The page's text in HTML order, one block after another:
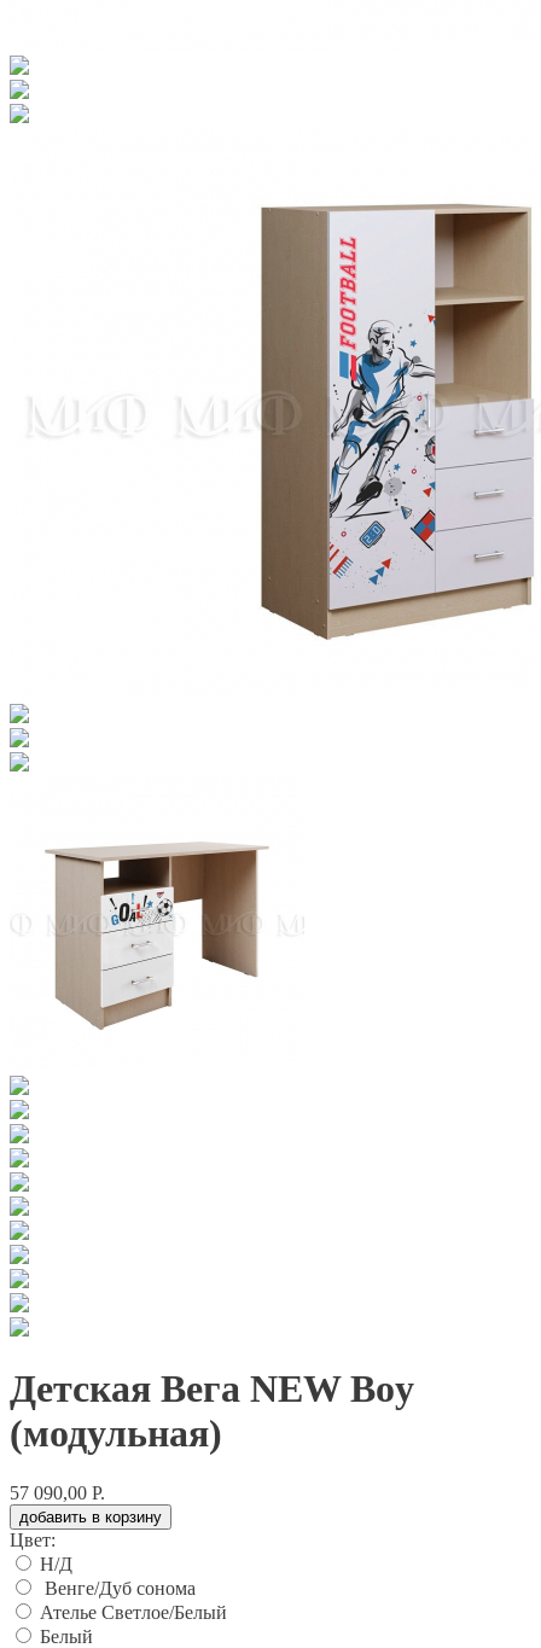
Детская Вега NEW Boy
(модульная)
57 090,00 Р.
добавить в корзину
Цвет:
Н/Д
Венге/Дуб сонома
Ателье Светлое/Белый
Белый